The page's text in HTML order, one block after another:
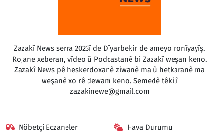
Zazakî News serra 2023î de Dîyarbekir de ameyo ronîyayîş.
Rojane xeberan, vîdeo û Podcastanê bi Zazakî weşan keno.
Zazakî News pê heskerdoxanê ziwanê ma û hetkaranê ma
weşanê xo rê dewam keno. Semedê têkilî
zazakinewe@gmail.com
Nöbetçi Eczaneler Hava Durumu